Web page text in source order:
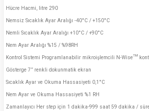
Hücre Hacmi, litre 290
Nemsiz Sıcaklık Ayar Aralığı -40°C / +150°C
Nemli Sıcaklık Ayar Aralığı +10°C / +90°C
Nem Ayar Aralığı %15 / %98RH
Kontrol Sistemi Programlanabilir mikroişlemcili N-Wise™
Gösterge 7’’ renkli dokunmatik ekran
Sıcaklık Ayar ve Okuma Hassasiyeti 0,1°C
Nem Ayar ve Okuma Hassasiyeti %1 RH
Zamanlayıcı Her step için 1 dakika-999 saat 59 dakika /